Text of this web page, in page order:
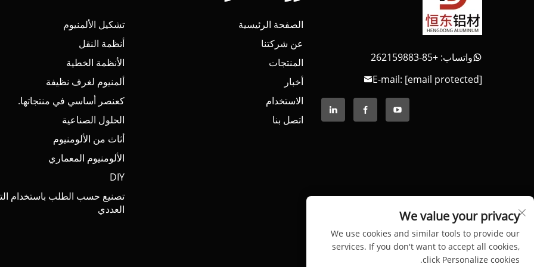
واتساب: +85-262159883
E-mail: [email protected]
الصفحة الرئيسية
عن شركتنا
المنتجات
أخبار
الاستخدام
اتصل بنا
تشكيل الألمنيوم
أنظمة النقل
الأنظمة الخطية
ألمنيوم لغرف نظيفة
كعنصر أساسي في منتجاتها.
الحلول الصناعية
أثاث من الألومنيوم
الألومنيوم المعماري
DIY
تصنيع حسب الطلب باستخدام
العددي
We value your privacy
We use cookies and similar tools to provide our
services. If you don't want to accept all cookies,
click Personalize cookies.